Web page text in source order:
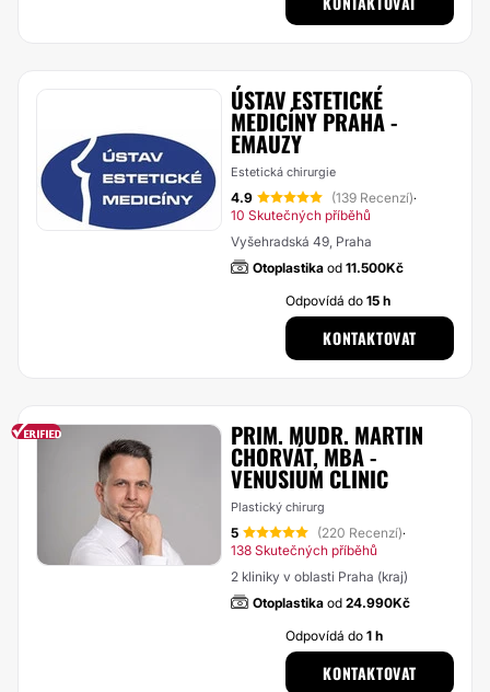
ÚSTAV ESTETICKÉ
MEDICÍNY PRAHA -
EMAUZY
Estetická chirurgie
4.9 (139 Recenzí)·
10 Skutečných příběhů
Vyšehradská 49, Praha
Otoplastika od 11.500Kč
Odpovídá do15 h
KONTAKTOVAT
PRIM. MUDR. MARTIN
CHORVÁT, MBA -
VENUSIUM CLINIC
Plastický chirurg
5 (220 Recenzí)·
138 Skutečných příběhů
2 kliniky v oblasti Praha (kraj)
Otoplastika od 24.990Kč
Odpovídá do1 h
KONTAKTOVAT